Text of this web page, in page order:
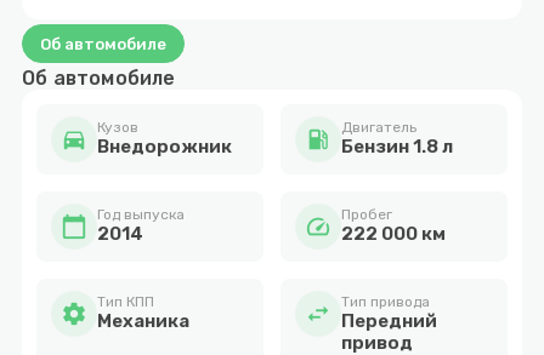
Об автомобиле
Об автомобиле
directions_car Кузов
Внедорожник local_gas_station Двигатель
Бензин 1.8 л
calendar_today Год выпуска
2014 speed Пробег
222 000 км
settings Тип КПП
Механика swap_horiz Тип привода
Передний
привод